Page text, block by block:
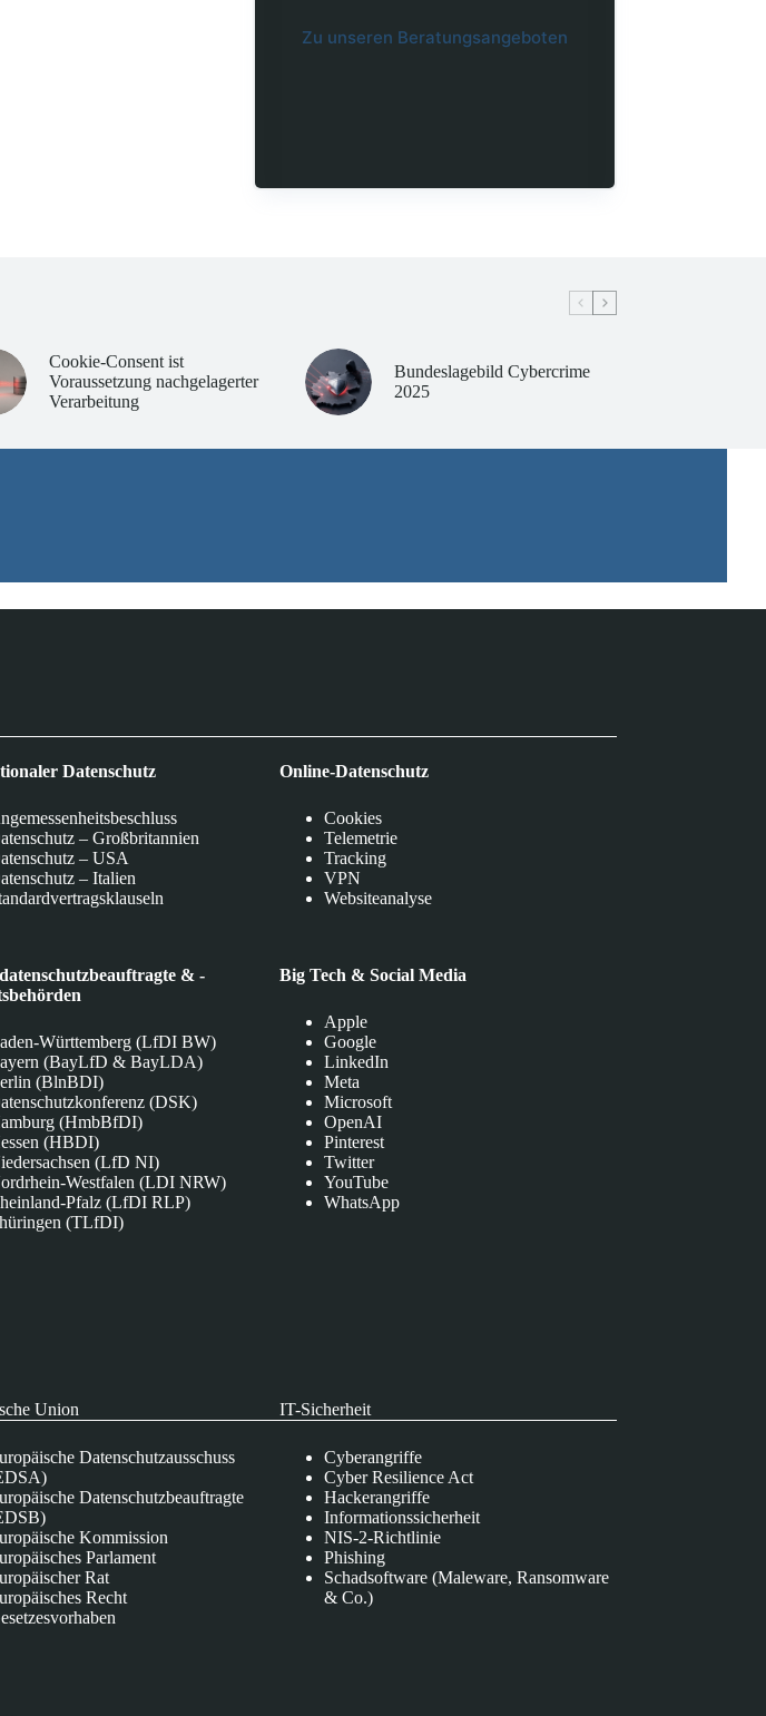
Zu unseren Beratungsangeboten
Cookie-Consent ist
Voraussetzung nachgelagerter
Verarbeitung
Bundeslagebild Cybercrime
2025
Datenschutz
– Großbritannien
– USA
– Italien
& -
Württemberg (LfDI BW)
(BayLfD & BayLDA)
(BlnBDI)
(DSK)
(HmbBfDI)
(HBDI)
(LfD NI)
Westfalen (LDI NRW)
Pfalz (LfDI RLP)
(TLfDI)
Online-Datenschutz
Cookies
Telemetrie
Tracking
VPN
Websiteanalyse
Big Tech & Social Media
Apple
Google
LinkedIn
Meta
Microsoft
OpenAI
Pinterest
Twitter
YouTube
WhatsApp
Union
Datenschutzausschuss
Datenschutzbeauftragte
Kommission
Parlament
Rat
Recht
IT-Sicherheit
Cyberangriffe
Cyber Resilience Act
Hackerangriffe
Informationssicherheit
NIS-2-Richtlinie
Phishing
Schadsoftware (Maleware, Ransomware
& Co.)